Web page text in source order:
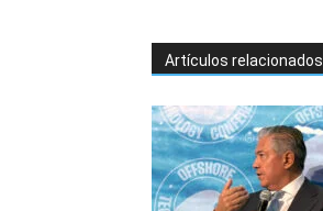
Artículos relacionados